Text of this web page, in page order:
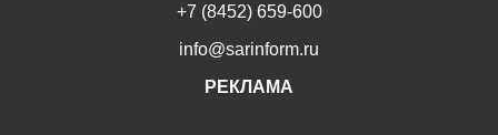
+7 (8452) 659-600
info@sarinform.ru
РЕКЛАМА